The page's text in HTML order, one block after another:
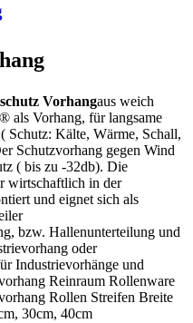
Vorhangaus weich
als Vorhang, für langsame
Schutz: Kälte, Wärme, Schall,
Schutzvorhang gegen Wind
( bis zu -32db). Die
wirtschaftlich in der
und eignet sich als
bzw. Hallenunterteilung und
oder
Industrievorhänge und
Reinraum Rollenware
Rollen Streifen Breite
30cm, 40cm